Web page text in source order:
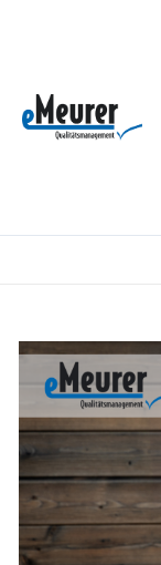
ist
mit
mir
zu
arbeiten?